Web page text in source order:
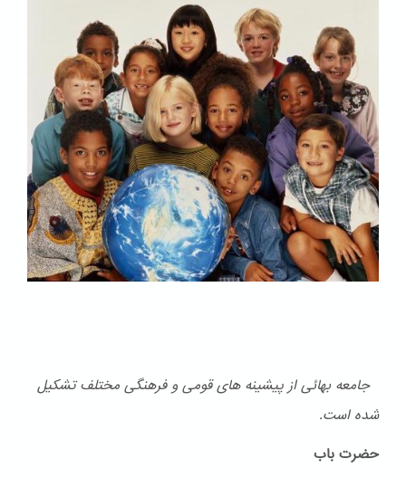
جامعه بهائی از پیشینه های قومی و فرهنگی مختلف تشكیل
شده است.
حضرت باب